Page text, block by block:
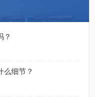
？
么细节？